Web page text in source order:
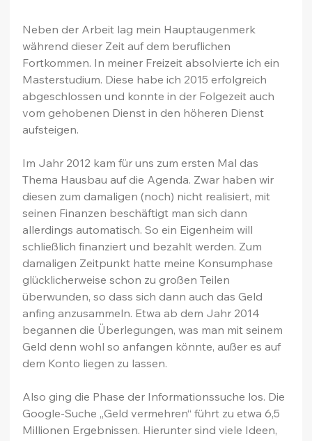
Neben der Arbeit lag mein Hauptaugenmerk
während dieser Zeit auf dem beruflichen
Fortkommen. In meiner Freizeit absolvierte ich ein
Masterstudium. Diese habe ich 2015 erfolgreich
abgeschlossen und konnte in der Folgezeit auch
vom gehobenen Dienst in den höheren Dienst
aufsteigen.
Im Jahr 2012 kam für uns zum ersten Mal das
Thema Hausbau auf die Agenda. Zwar haben wir
diesen zum damaligen (noch) nicht realisiert, mit
seinen Finanzen beschäftigt man sich dann
allerdings automatisch. So ein Eigenheim will
schließlich finanziert und bezahlt werden. Zum
damaligen Zeitpunkt hatte meine Konsumphase
glücklicherweise schon zu großen Teilen
überwunden, so dass sich dann auch das Geld
anfing anzusammeln. Etwa ab dem Jahr 2014
begannen die Überlegungen, was man mit seinem
Geld denn wohl so anfangen könnte, außer es auf
dem Konto liegen zu lassen.
Also ging die Phase der Informationssuche los. Die
Google-Suche „Geld vermehren“ führt zu etwa 6,5
Millionen Ergebnissen. Hierunter sind viele Ideen,